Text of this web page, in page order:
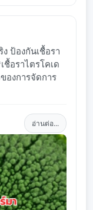
ป้องกันเชื้อรา
ชื้อราไตรโคเด
องการจัดการ
อ่านต่อ...